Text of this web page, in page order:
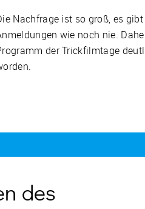
Nachfrage ist so groß, es
wie noch nie.
der Trickfilmtage
des